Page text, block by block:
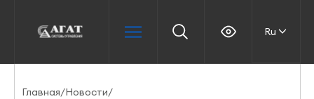
Ru
Главная/Новости/